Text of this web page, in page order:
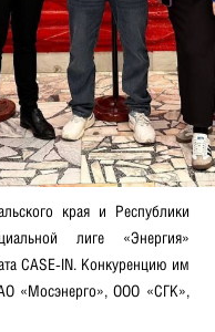
края и Республики
лиге «Энергия»
CASE-IN. Конкуренцию им
«Мосэнерго», ООО «СГК»,